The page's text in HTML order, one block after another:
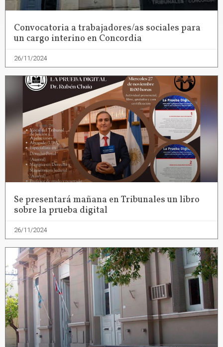
Convocatoria a trabajadores/as sociales para
un cargo interino en Concordia
26/11/2024
Se presentará mañana en Tribunales un libro
sobre la prueba digital
26/11/2024